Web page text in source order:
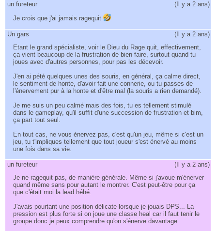
un fureteur ( Il y a 2 ans)
Je crois que j'ai jamais ragequit
Un gars (Il y a 2 ans)
Etant le grand spécialiste, voir le Dieu du Rage quit, effectivement,
ça vient beaucoup de la frustration de bien faire, surtout quand tu
joues avec d'autres personnes, pour pas les décevoir.
J'en ai pété quelques unes des souris, en général, ça calme direct,
le sentiment de honte, d'avoir fait une connerie, ou tu passes de
l'énervement pur à la honte et d'être mal (la souris a rien demandé).
Je me suis un peu calmé mais des fois, tu es tellement stimulé
dans le gameplay, qu'il suffit d'une succession de frustration et bim,
ça part tout seul.
En tout cas, ne vous énervez pas, c'est qu'un jeu, même si c'est un
jeu, tu t'impliques tellement que tout joueur s'est énervé au moins
une fois dans sa vie.
un fureteur (Il y a 2 ans)
Je ne ragequit pas, de manière générale. Même si j'avoue m'énerver
quand même sans pour autant le montrer. C'est peut-être pour ça
que c'était moi la lead héhé.
J'avais pourtant une position délicate lorsque je jouais DPS... La
pression est plus forte si on joue une classe heal car il faut tenir le
groupe donc je peux comprendre qu'on s'énerve davantage.